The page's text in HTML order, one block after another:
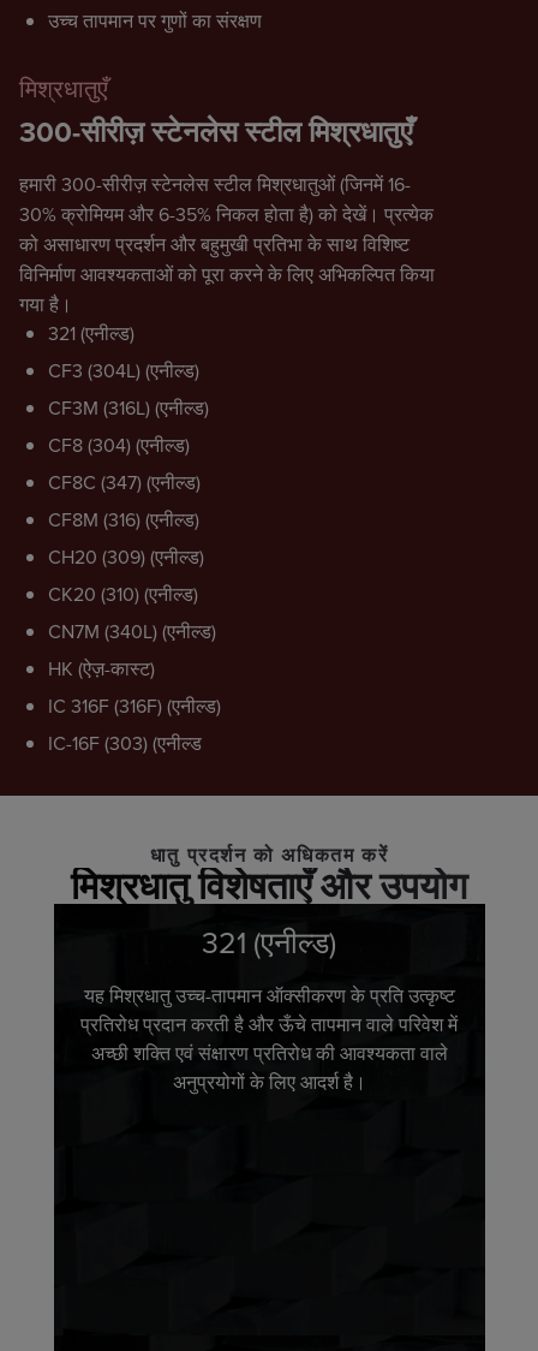
उच्च तापमान पर गुणों का संरक्षण
मिश्रधातुएँ
300-सीरीज़ स्टेनलेस स्टील मिश्रधातुएँ
हमारी 300-सीरीज़ स्टेनलेस स्टील मिश्रधातुओं (जिनमें 16-
30% क्रोमियम और 6-35% निकल होता है) को देखें। प्रत्येक
को असाधारण प्रदर्शन और बहुमुखी प्रतिभा के साथ विशिष्ट
विनिर्माण आवश्यकताओं को पूरा करने के लिए अभिकल्पित किया
गया है।
321 (एनील्ड)
CF3 (304L) (एनील्ड)
CF3M (316L) (एनील्ड)
CF8 (304) (एनील्ड)
CF8C (347) (एनील्ड)
CF8M (316) (एनील्ड)
CH20 (309) (एनील्ड)
CK20 (310) (एनील्ड)
CN7M (340L) (एनील्ड)
HK (ऐज़-कास्ट)
IC 316F (316F) (एनील्ड)
IC-16F (303) (एनील्ड
धातु प्रदर्शन को अधिकतम करें
मिश्रधातु विशेषताएँ और उपयोग
321 (एनील्ड)
यह मिश्रधातु उच्च-तापमान ऑक्सीकरण के प्रति उत्कृष्ट
प्रतिरोध प्रदान करती है और ऊँचे तापमान वाले परिवेश में
अच्छी शक्ति एवं संक्षारण प्रतिरोध की आवश्यकता वाले
अनुप्रयोगों के लिए आदर्श है।